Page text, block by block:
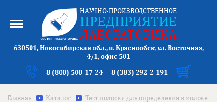
НАУЧНО-ПРОИЗВОДСТВЕННОЕ
ПРЕДПРИЯТИЕ
ЛАБОРАТОРИКА
630501, Новосибирская обл., п. Краснообск, ул. Восточная,
4/1, офис 501
8 (800) 500-17-24 8 (383) 292-2-191
Главная Каталог
Тест полоски для определения в молоке